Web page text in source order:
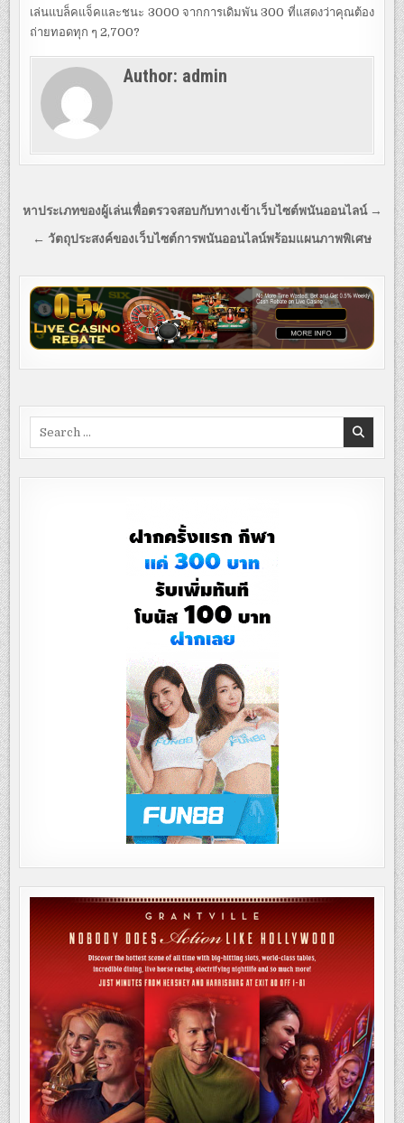
เล่นแบล็คแจ็คและชนะ 3000 จากการเดิมพัน 300 ที่แสดงว่าคุณต้อง
ถ่ายทอดทุก ๆ 2,700?
Author: admin
Post
navigation
หาประเภทของผู้เล่นเพื่อตรวจสอบกับทางเข้าเว็บไซต์พนันออนไลน์ →
← วัตถุประสงค์ของเว็บไซต์การพนันออนไลน์พร้อมแผนภาพพิเศษ